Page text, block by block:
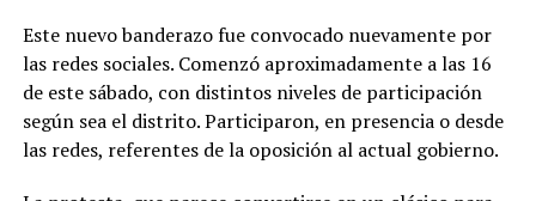
Este nuevo banderazo fue convocado nuevamente por
las redes sociales. Comenzó aproximadamente a las 16
de este sábado, con distintos niveles de participación
según sea el distrito. Participaron, en presencia o desde
las redes, referentes de la oposición al actual gobierno.